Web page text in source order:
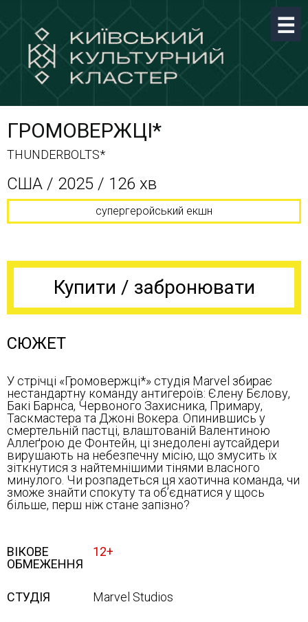
ГРОМОВЕРЖЦІ*
THUNDERBOLTS*
CША / 2025 / 126 хв
супергеройський екшн
Купити / забронювати
СЮЖЕТ
У стрічці «Громовержці*» студія Marvel збирає
нестандартну команду антигероїв: Єлену Бєлову,
Бакі Барнса, Червоного Захисника, Примару,
Таскмастера та Джоні Вокера. Опинившись у
смертельній пастці, влаштованій Валентиною
Аллеґрою де Фонтейн, ці знедолені аутсайдери
вирушають на небезпечну місію, що змусить їх
зіткнутися з найтемнішими тінями власного
минулого. Чи розпадеться ця хаотична команда, чи
зможе знайти спокуту та об’єднатися у щось
більше, перш ніж стане запізно?
ВІКОВЕ
ОБМЕЖЕННЯ
12+
СТУДІЯ Marvel Studios